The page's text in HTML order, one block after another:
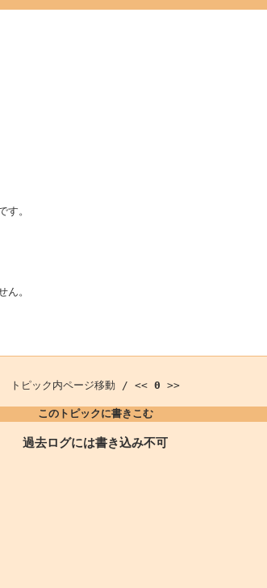
す。
ん。
トピック内ページ移動 / << 0 >>
このトピックに書きこむ
過去ログには書き込み不可